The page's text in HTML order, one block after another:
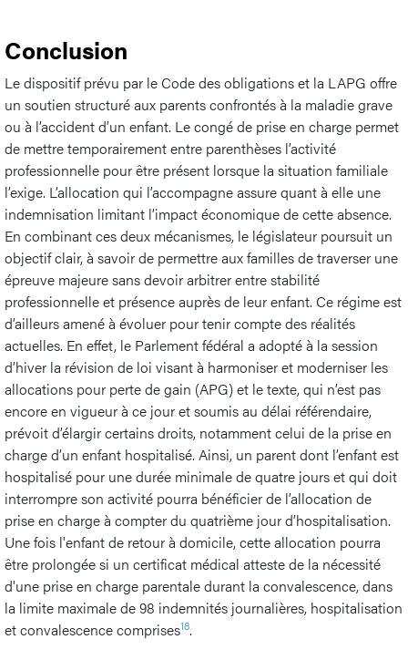
Conclusion
Le dispositif prévu par le Code des obligations et la LAPG offre
un soutien structuré aux parents confrontés à la maladie grave
ou à l’accident d’un enfant. Le congé de prise en charge permet
de mettre temporairement entre parenthèses l’activité
professionnelle pour être présent lorsque la situation familiale
l’exige. L’allocation qui l’accompagne assure quant à elle une
indemnisation limitant l’impact économique de cette absence.
En combinant ces deux mécanismes, le législateur poursuit un
objectif clair, à savoir de permettre aux familles de traverser une
épreuve majeure sans devoir arbitrer entre stabilité
professionnelle et présence auprès de leur enfant. Ce régime est
d’ailleurs amené à évoluer pour tenir compte des réalités
actuelles. En effet, le Parlement fédéral a adopté à la session
d’hiver la révision de loi visant à harmoniser et moderniser les
allocations pour perte de gain (APG) et le texte, qui n’est pas
encore en vigueur à ce jour et soumis au délai référendaire,
prévoit d’élargir certains droits, notamment celui de la prise en
charge d’un enfant hospitalisé. Ainsi, un parent dont l’enfant est
hospitalisé pour une durée minimale de quatre jours et qui doit
interrompre son activité pourra bénéficier de l’allocation de
prise en charge à compter du quatrième jour d’hospitalisation.
Une fois l'enfant de retour à domicile, cette allocation pourra
être prolongée si un certificat médical atteste de la nécessité
d'une prise en charge parentale durant la convalescence, dans
la limite maximale de 98 indemnités journalières, hospitalisation
et convalescence comprises18.